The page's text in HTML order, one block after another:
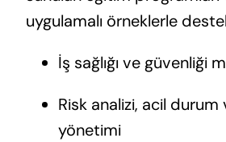
uygulamalı örneklerle
İş sağlığı ve güvenliği
Risk analizi, acil durum
yönetimi